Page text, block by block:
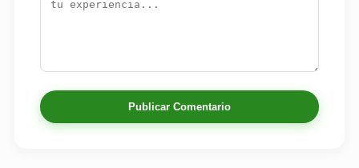
Publicar Comentario